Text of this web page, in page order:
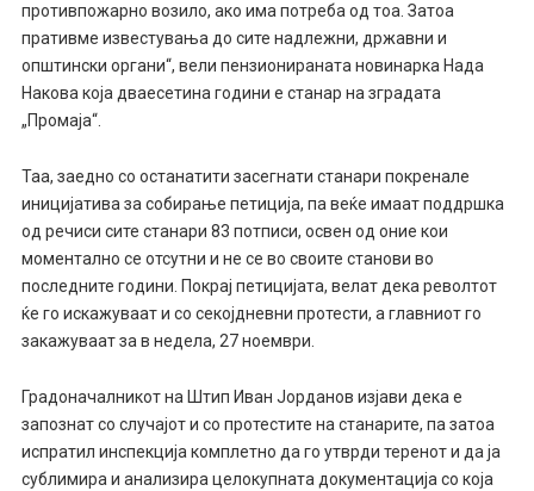
противпожарно возило, ако има потреба од тоа. Затоа
пративме известувања до сите надлежни, државни и
општински органи“, вели пензионираната новинарка Нада
Накова која дваесетина години е станар на зградата
„Промаја“.
Таа, заедно со останатити засегнати станари покренале
иницијатива за собирање петиција, па веќе имаат поддршка
од речиси сите станари 83 потписи, освен од оние кои
моментално се отсутни и не се во своите станови во
последните години. Покрај петицијата, велат дека револтот
ќе го искажуваат и со секојдневни протести, а главниот го
закажуваат за в недела, 27 ноември.
Градоначалникот на Штип Иван Јорданов изјави дека е
запознат со случајот и со протестите на станарите, па затоа
испратил инспекција комплетно да го утврди теренот и да ја
сублимира и анализира целокупната документација со која